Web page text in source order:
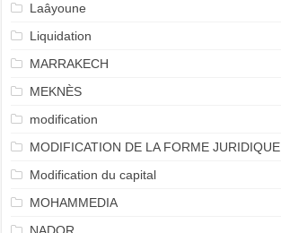
Laâyoune
Liquidation
MARRAKECH
MEKNÈS
modification
MODIFICATION DE LA FORME JURIDIQUE
Modification du capital
MOHAMMEDIA